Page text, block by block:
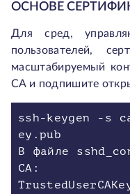
ОСНОВЕ
Для сред,
пользователей,
масштабируемый
CA и подпишите
ssh-keygen -s
ey.pub
В файле
CA: